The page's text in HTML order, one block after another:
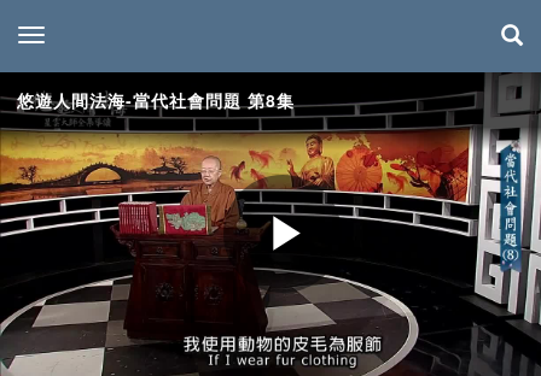
toggle navigation
悠遊人間法海-當代社會問題 第8集
Play